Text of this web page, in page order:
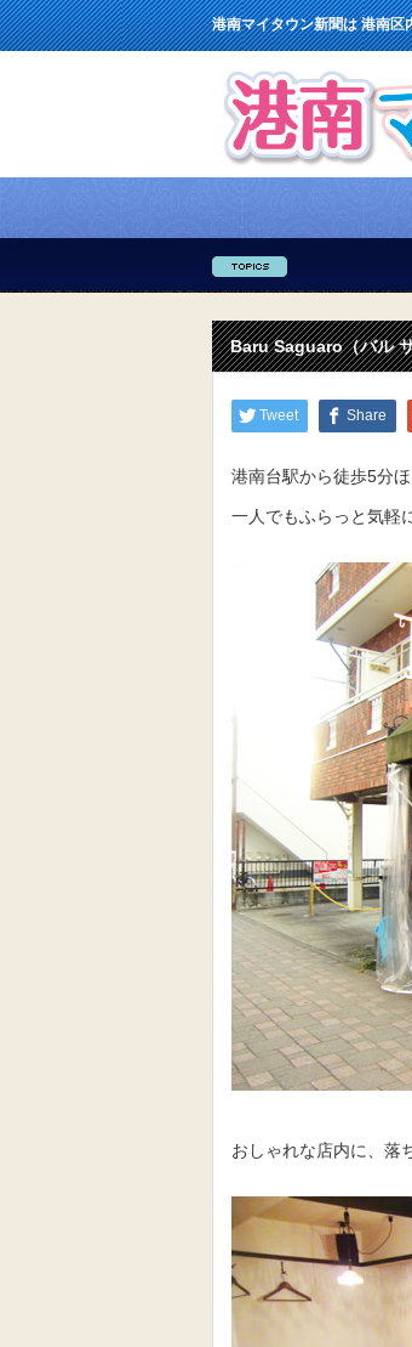
港南マイタウン新聞は 港南区
Baru Saguaro（バル
Tweet Share
港南台駅から徒歩5分
一人でもふらっと気軽
おしゃれな店内に、落